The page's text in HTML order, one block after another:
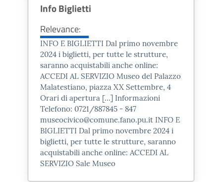
del Distretto Culturale Evoluto,
coordinato dal Comune di Fano
come Ente capofila e partecipato
dai Comuni che insistono sull’antico
tracciato romano in qualità di
partner di progetto, qualifica e
amplia l'offerta culturale della città
di Fano.E' un polo centrale
dell'articolato sistema
archeologico della Fano roman
che presenta caratteri da primato:
la cinta muraria estesa e ben
Info Biglietti
Relevance:
INFO E BIGLIETTI Dal primo novembre
2024 i biglietti, per tutte le strutture,
saranno acquistabili anche online:
ACCEDI AL SERVIZIO Museo del Palazzo
Malatestiano, piazza XX Settembre, 4
Orari di apertura [...] Informazioni
Telefono: 0721/887845 - 847
museocivico@comune.fano.pu.it INFO E
BIGLIETTI Dal primo novembre 2024 i
biglietti, per tutte le strutture, saranno
acquistabili anche online: ACCEDI AL
SERVIZIO Sale Museo